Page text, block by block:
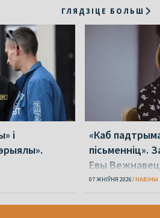
ГЛЯДЗІЦЕ БОЛЬШ
і
«Каб
пісьменніц».
Евы Вежнавец
07 ЖНІЎНЯ 2026 НАВІНЫ